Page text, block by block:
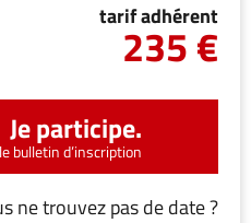
tarif adhérent
235 €
Je participe.
bulletin d’inscription
ne trouvez pas de date ?